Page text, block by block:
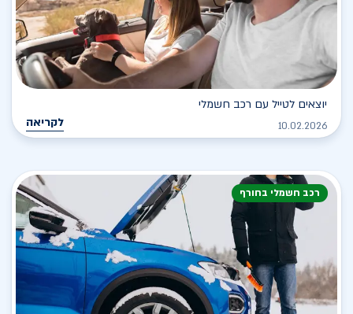
יוצאים לטייל עם רכב חשמלי
10.02.2026 לקריאה
רכב חשמלי בחורף